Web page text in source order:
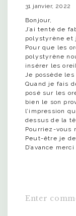
31 janvier, 2022
Bonjour,
J’ai tenté de
polystyrène et
Pour que les
polystyrène
insérer les
Je possède les
Quand je fais
posé sur les
bien le son
l’impression
dessus de la
Pourriez-vous
Peut-être je
D’avance